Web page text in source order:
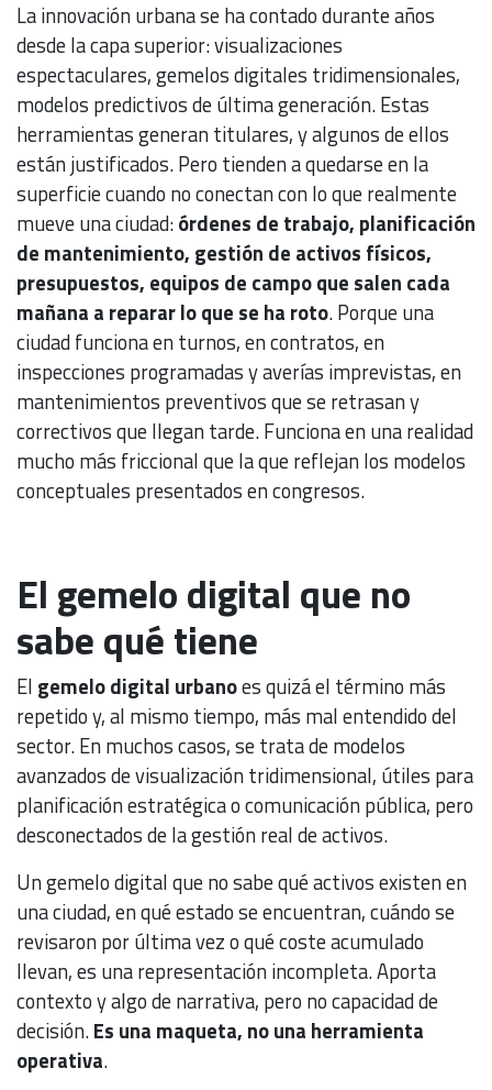
La innovación urbana se ha contado durante años
desde la capa superior: visualizaciones
espectaculares, gemelos digitales tridimensionales,
modelos predictivos de última generación. Estas
herramientas generan titulares, y algunos de ellos
están justificados. Pero tienden a quedarse en la
superficie cuando no conectan con lo que realmente
mueve una ciudad:órdenes de trabajo, planificación
de mantenimiento, gestión de activos físicos,
presupuestos, equipos de campo que salen cada
mañana a reparar lo que se ha roto. Porque una
ciudad funciona en turnos, en contratos, en
inspecciones programadas y averías imprevistas, en
mantenimientos preventivos que se retrasan y
correctivos que llegan tarde. Funciona en una realidad
mucho más friccional que la que reflejan los modelos
conceptuales presentados en congresos.
El gemelo digital que no
sabe qué tiene
El gemelo digital urbanoes quizá el término más
repetido y, al mismo tiempo, más mal entendido del
sector. En muchos casos, se trata de modelos
avanzados de visualización tridimensional, útiles para
planificación estratégica o comunicación pública, pero
desconectados de la gestión real de activos.
Un gemelo digital que no sabe qué activos existen en
una ciudad, en qué estado se encuentran, cuándo se
revisaron por última vez o qué coste acumulado
llevan, es una representación incompleta. Aporta
contexto y algo de narrativa, pero no capacidad de
decisión.Es una maqueta, no una herramienta
operativa.